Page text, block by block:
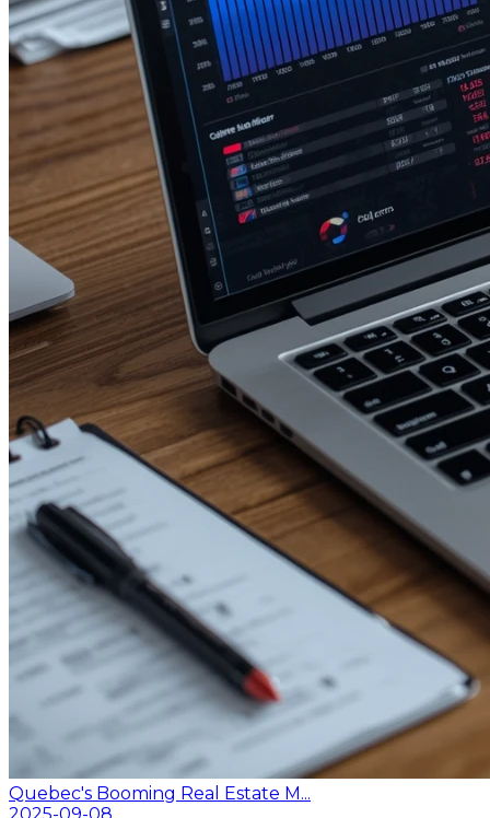
Quebec's Booming Real Estate M...